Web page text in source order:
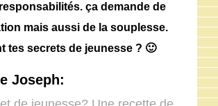
ça demande de
mais aussi de la souplesse.
tes secrets de jeunesse ? 🙂
Joseph: